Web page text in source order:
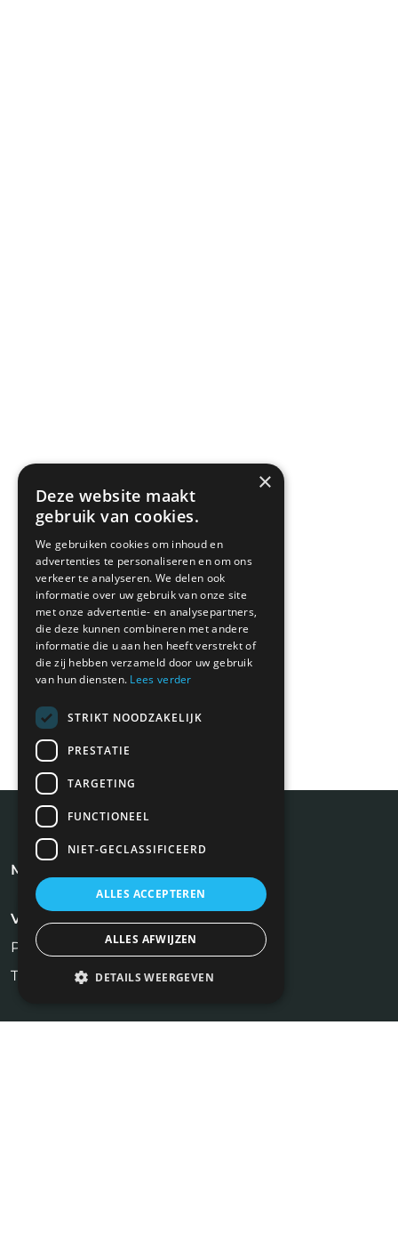
Meest recente blogs
Voor werkgevers
Plaats vacature
Tarieven
×
Deze website maakt
gebruik van cookies.
We gebruiken cookies om inhoud en
advertenties te personaliseren en om ons
verkeer te analyseren. We delen ook
informatie over uw gebruik van onze site
met onze advertentie- en analysepartners,
die deze kunnen combineren met andere
informatie die u aan hen heeft verstrekt of
die zij hebben verzameld door uw gebruik
van hun diensten. Lees verder
STRIKT NOODZAKELIJK
PRESTATIE
TARGETING
FUNCTIONEEL
NIET-GECLASSIFICEERD
ALLES ACCEPTEREN
ALLES AFWIJZEN
DETAILS WEERGEVEN